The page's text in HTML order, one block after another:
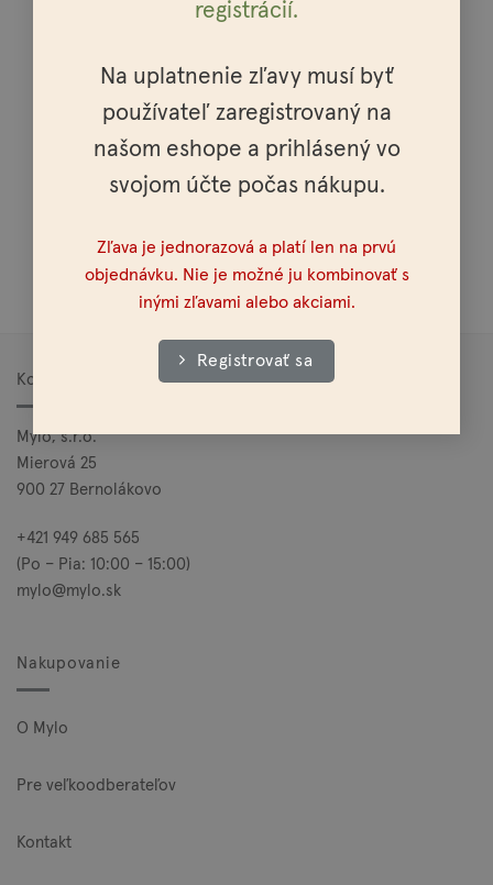
registrácií.
Na uplatnenie zľavy musí byť
používateľ zaregistrovaný na
našom eshope a prihlásený vo
svojom účte počas nákupu.
Zľava je jednorazová a platí len na prvú
objednávku. Nie je možné ju kombinovať s
inými zľavami alebo akciami.
Registrovať sa
Osobné vyzdvihnutie možné v celej SR a ČR
Doprava nad 100€ zadarmo
Kontakt
Mylo, s.r.o.
Mierová 25
900 27 Bernolákovo
+421 949 685 565
(Po – Pia: 10:00 – 15:00)
mylo@mylo.sk
Nakupovanie
O Mylo
Pre veľkoodberateľov
Kontakt